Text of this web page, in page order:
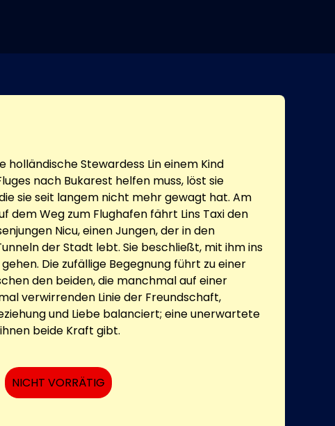
holländische Stewardess Lin einem Kind
nach Bukarest helfen muss, löst sie
sie seit langem nicht mehr gewagt hat. Am
dem Weg zum Flughafen fährt Lins Taxi den
Nicu, einen Jungen, der in den
der Stadt lebt. Sie beschließt, mit ihm ins
Die zufällige Begegnung führt zu einer
den beiden, die manchmal auf einer
verwirrenden Linie der Freundschaft,
und Liebe balanciert; eine unerwartete
beide Kraft gibt.
NICHT VORRÄTIG